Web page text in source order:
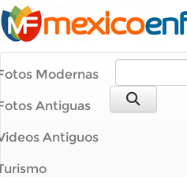
Modernas
Antiguas
Antiguos